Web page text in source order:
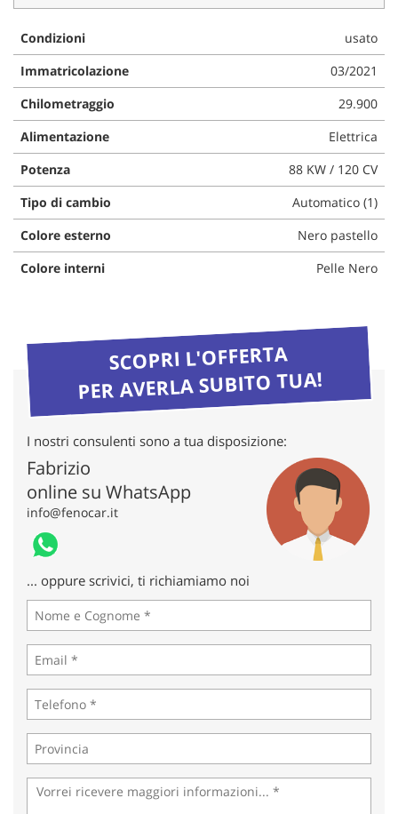
Condizioni
usato
Immatricolazione
03/2021
Chilometraggio
29.900
Alimentazione
Elettrica
Potenza
88 KW / 120 CV
Tipo di cambio
Automatico (1)
Colore esterno
Nero pastello
Colore interni
Pelle Nero
SCOPRI L'OFFERTA
PER AVERLA SUBITO TUA!
I nostri consulenti sono a tua disposizione:
Fabrizio
online su WhatsApp
info@fenocar.it
... oppure scrivici, ti richiamiamo noi
strumenti
di
tracciamento
si
rimanda
alla
cookie
policy.
Puoi
rivedere
e
modificare
le
tue
Cookie necessari
Cookie per il miglioramento dell'esperienza utente
Cookie analitici
Cookie di marketing
Leggi
la
cookie
policy